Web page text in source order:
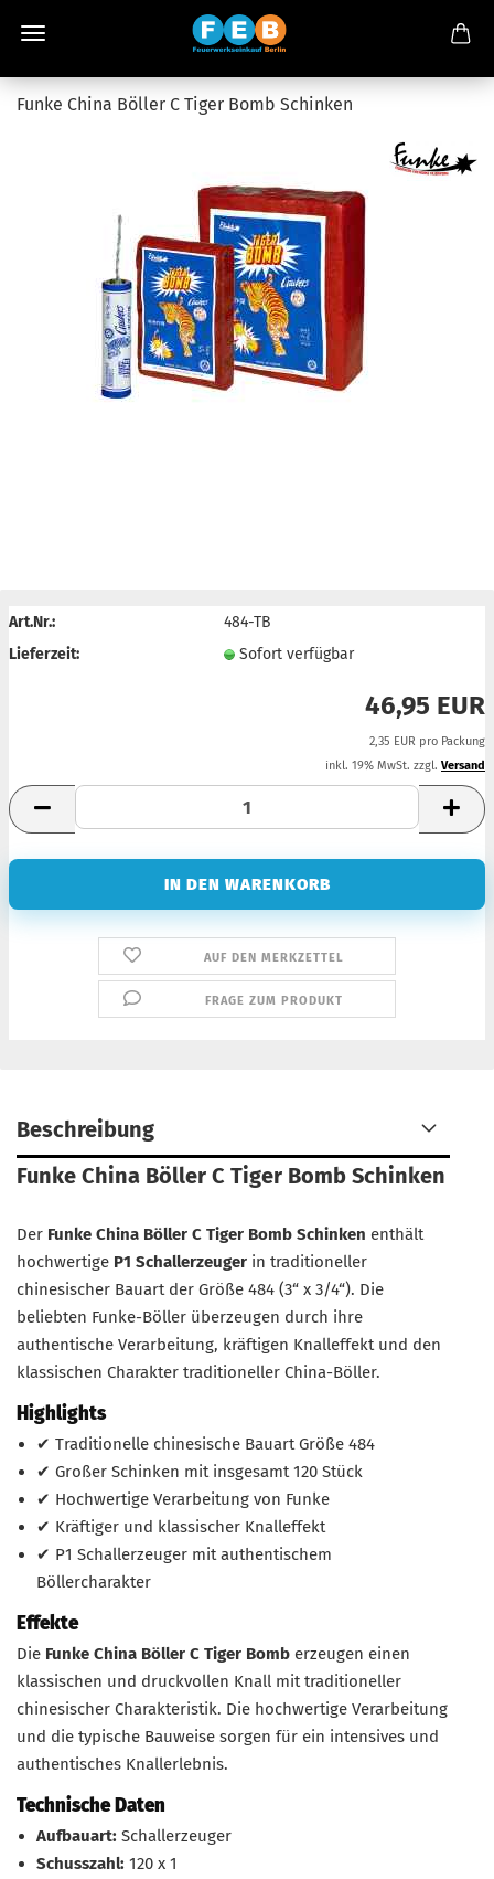
Funke China Böller C Tiger Bomb Schinken
Art.Nr.:
484-TB
Lieferzeit:
Sofort verfügbar
46,95 EUR
2,35 EUR pro Packung
inkl. 19% MwSt. zzgl. Versand
AUF DEN MERKZETTEL
FRAGE ZUM PRODUKT
Beschreibung
Funke China Böller C Tiger Bomb Schinken
Der Funke China Böller C Tiger Bomb Schinken enthält
hochwertige P1 Schallerzeuger in traditioneller
chinesischer Bauart der Größe 484 (3“ x 3/4“). Die
beliebten Funke-Böller überzeugen durch ihre
authentische Verarbeitung, kräftigen Knalleffekt und den
klassischen Charakter traditioneller China-Böller.
Highlights
✔ Traditionelle chinesische Bauart Größe 484
✔ Großer Schinken mit insgesamt 120 Stück
✔ Hochwertige Verarbeitung von Funke
✔ Kräftiger und klassischer Knalleffekt
✔ P1 Schallerzeuger mit authentischem
Böllercharakter
Effekte
Die Funke China Böller C Tiger Bomb erzeugen einen
klassischen und druckvollen Knall mit traditioneller
chinesischer Charakteristik. Die hochwertige Verarbeitung
und die typische Bauweise sorgen für ein intensives und
authentisches Knallerlebnis.
Technische Daten
Aufbauart: Schallerzeuger
Schusszahl: 120 x 1